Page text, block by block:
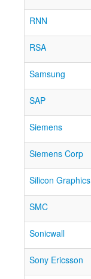
RNN
RSA
Samsung
SAP
Siemens
Siemens Corp
Silicon Graphics
SMC
Sonicwall
Sony Ericsson